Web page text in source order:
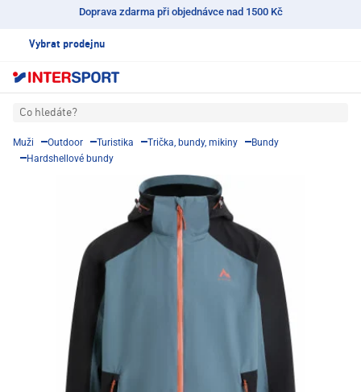
Doprava zdarma při objednávce nad 1500 Kč
Vybrat prodejnu
Co hledáte?
Muži Outdoor Turistika Trička, bundy, mikiny
Bundy
Hardshellové bundy